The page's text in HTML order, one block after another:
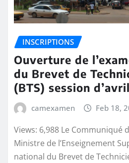
INSCRIPTIONS
Ouverture de
du Brevet de
(BTS) session
camexamen Feb 18,
Views: 6,988 Le Communiqué
Ministre de l’Enseignement
national du Brevet de